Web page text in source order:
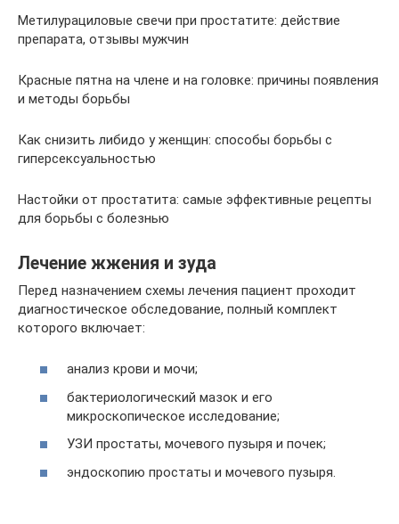
Метилурациловые свечи при простатите: действие
препарата, отзывы мужчин
Красные пятна на члене и на головке: причины появления
и методы борьбы
Как снизить либидо у женщин: способы борьбы с
гиперсексуальностью
Настойки от простатита: самые эффективные рецепты
для борьбы с болезнью
Лечение жжения и зуда
Перед назначением схемы лечения пациент проходит
диагностическое обследование, полный комплект
которого включает:
анализ крови и мочи;
бактериологический мазок и его
микроскопическое исследование;
УЗИ простаты, мочевого пузыря и почек;
эндоскопию простаты и мочевого пузыря.